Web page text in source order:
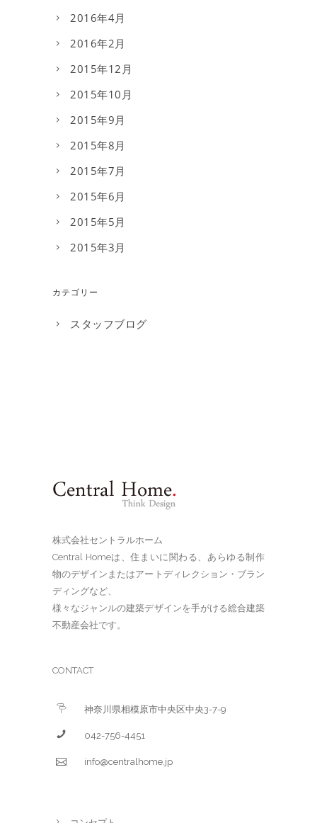
2016年4月
2016年2月
2015年12月
2015年10月
2015年9月
2015年8月
2015年7月
2015年6月
2015年5月
2015年3月
カテゴリー
スタッフブログ
株式会社セントラルホーム
Central Homeは、住まいに関わる、あらゆる制作
物のデザインまたはアートディレクション・ブラン
ディングなど、
様々なジャンルの建築デザインを手がける総合建築
不動産会社です。
CONTACT
神奈川県相模原市中央区中央3-7-9
042-756-4451
info@centralhome.jp